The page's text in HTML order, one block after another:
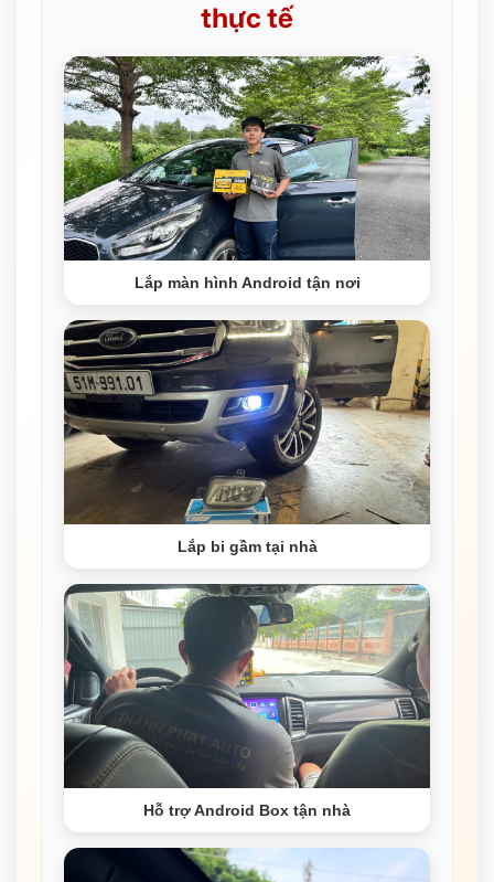
thực tế
Lắp màn hình Android tận nơi
Lắp bi gầm tại nhà
Hỗ trợ Android Box tận nhà